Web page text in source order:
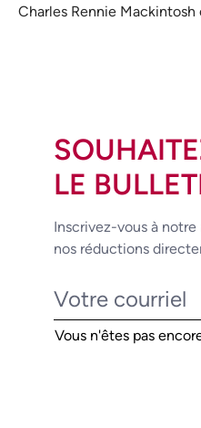
Charles Rennie
LE
Inscrivez-vous à
nos réductions
Vous n'êtes pas